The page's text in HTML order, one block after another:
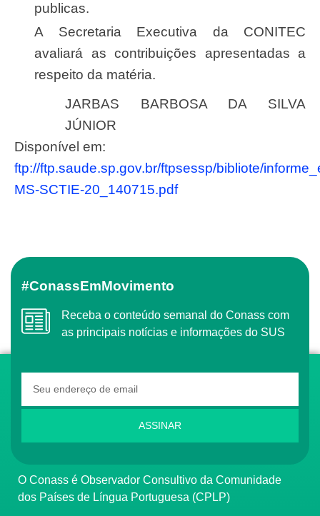
publicas.
A Secretaria Executiva da CONITEC
avaliará as contribuições apresentadas a
respeito da matéria.
JARBAS BARBOSA DA SILVA
JÚNIOR
Disponível em:
ftp://ftp.saude.sp.gov.br/ftpsessp/bibliote/
MS-SCTIE-20_140715.pdf
#ConassEmMovimento
Receba o conteúdo semanal do Conass com
as principais notícias e informações do SUS
ASSINAR
O Conass é Observador Consultivo da Comunidade
dos Países de Língua Portuguesa (CPLP)